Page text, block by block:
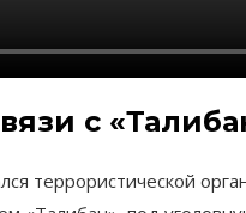
с
террористической